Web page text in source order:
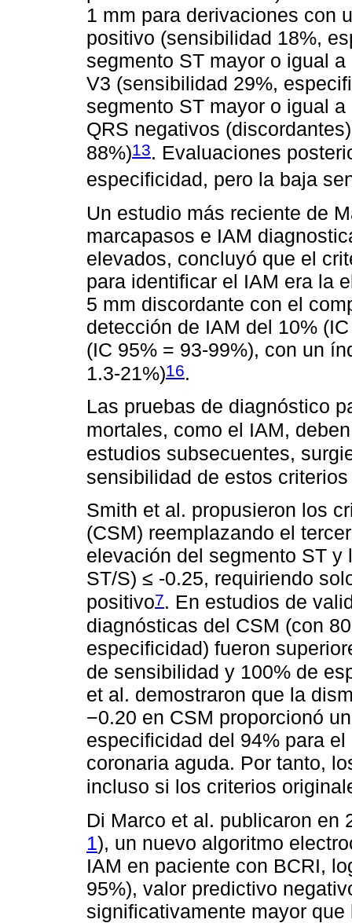
1 mm para derivaciones con
positivo (sensibilidad 18%,
segmento ST mayor o igual
V3 (sensibilidad 29%,
segmento ST mayor o igual
QRS negativos
88%)13. Evaluaciones
especificidad, pero la baja
Un estudio más reciente de
marcapasos e IAM
elevados, concluyó que el
para identificar el IAM era la
5 mm discordante con el
detección de IAM del 10%
(IC 95% = 93-99%), con un
1.3-21%)16.
Las pruebas de diagnóstico
mortales, como el IAM,
estudios subsecuentes,
sensibilidad de estos
Smith et al. propusieron los
(CSM) reemplazando el
elevación del segmento ST
ST/S) ≤ -0.25, requiriendo
positivo7. En estudios de
diagnósticas del CSM (con
especificidad) fueron
de sensibilidad y 100% de
et al. demostraron que la
−0.20 en CSM proporcionó
especificidad del 94% para
coronaria aguda. Por tanto,
incluso si los criterios
Di Marco et al. publicaron en
1), un nuevo algoritmo
IAM en paciente con BCRI,
95%), valor predictivo
significativamente mayor